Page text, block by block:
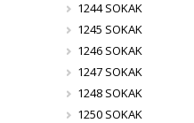
1244 SOKAK
1245 SOKAK
1246 SOKAK
1247 SOKAK
1248 SOKAK
1250 SOKAK